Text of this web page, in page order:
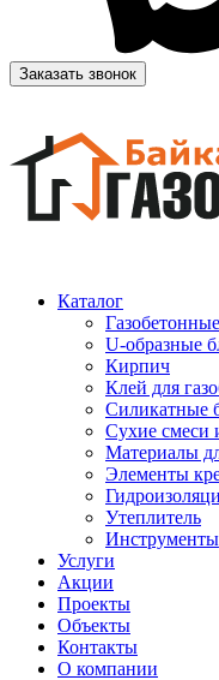
Заказать звонок
Каталог
U-образные
Кирпич
Клей для
Силикатные
Сухие
Материалы
Элементы
Утеплитель
Инструменты
Услуги
Акции
Проекты
Объекты
Контакты
О компании